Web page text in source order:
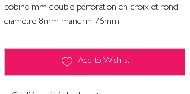
bobine mm double perforation en croix et rond
diamètre 8mm mandrin 76mm
Add to Wishlist